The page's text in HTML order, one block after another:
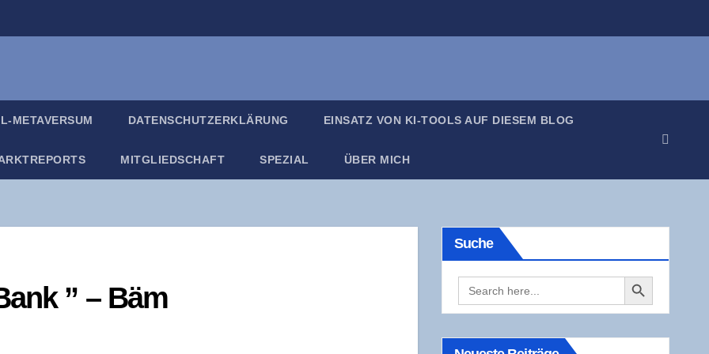
META­VER­SUM DATEN­SCHUTZ­ER­KLÄ­RUNG EIN­SATZ VON KI-TOOLS AUF DIE­SEM BLOG
MIT­GLIED­SCHAFT SPE­ZI­AL ÜBER MICH
” – Bäm
Suche
Search
for:
Search Button